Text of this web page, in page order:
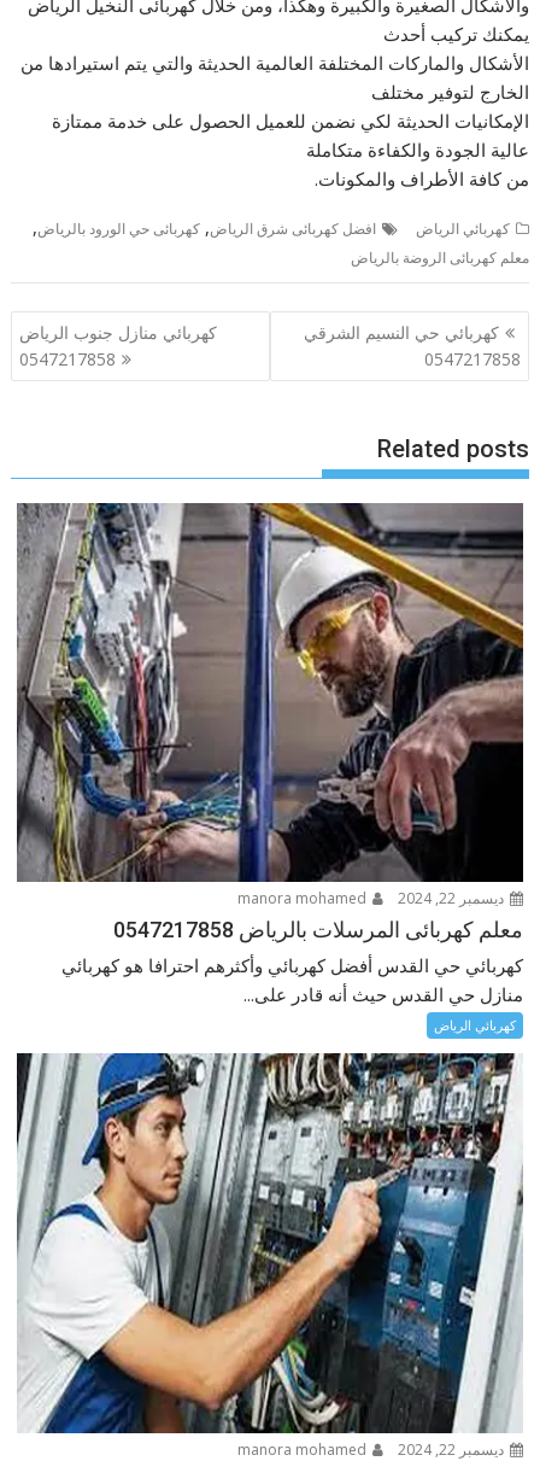
والأشكال الصغيرة والكبيرة وهكذا، ومن خلال كهربائى النخيل الرياض
يمكنك تركيب أحدث
الأشكال والماركات المختلفة العالمية الحديثة والتي يتم استيرادها من
الخارج لتوفير مختلف
الإمكانيات الحديثة لكي نضمن للعميل الحصول على خدمة ممتازة
عالية الجودة والكفاءة متكاملة
من كافة الأطراف والمكونات.
كهربائي الرياض افضل كهربائى شرق الرياض,كهربائى حي الورود بالرياض,
معلم كهربائى الروضة بالرياض
تصفّح
المقالات
كهربائي حي النسيم الشرقي
0547217858
كهربائي منازل جنوب الرياض
0547217858
Related posts
ديسمبر 22, 2024
معلم كهربائى المرسلات بالرياض 0547217858
كهربائي حي القدس أفضل كهربائي وأكثرهم احترافا هو كهربائي
منازل حي القدس حيث أنه قادر على...
كهربائي الرياض
ديسمبر 22, 2024